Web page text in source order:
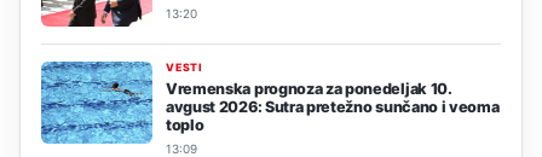
13:20
VESTI
Vremenska prognoza za ponedeljak 10.
avgust 2026: Sutra pretežno sunčano i veoma
toplo
13:09